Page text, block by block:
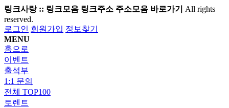
링크사랑 :: 링크모음 링크주소 주소모음 바로가기 All rights
reserved.
로그인 회원가입 정보찾기
MENU
홈으로
이벤트
출석부
1:1 문의
전체 TOP100
토렌트